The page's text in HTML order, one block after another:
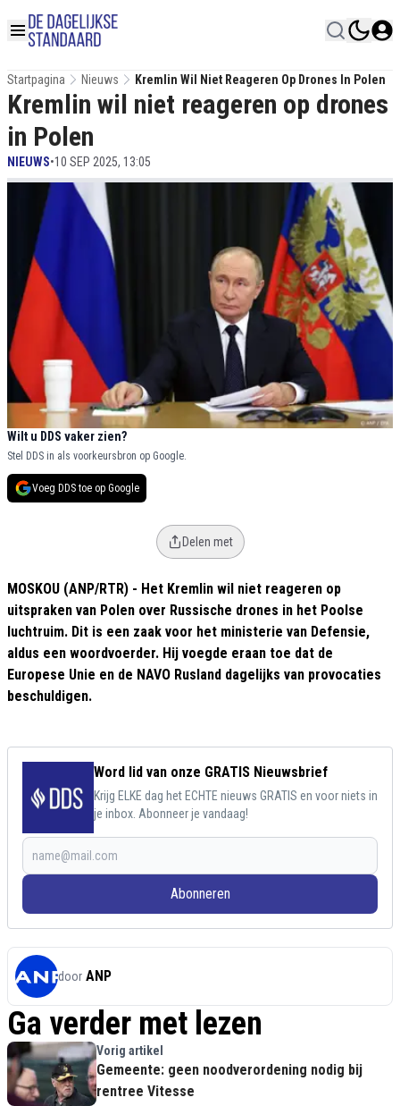
Startpagina Nieuws Kremlin Wil Niet Reageren Op Drones In Polen
Kremlin wil niet reageren op drones
in Polen
NIEUWS•10 SEP 2025, 13:05
Wilt u DDS vaker zien?
Stel DDS in als voorkeursbron op Google.
Voeg DDS toe op Google
Delen met
MOSKOU (ANP/RTR) - Het Kremlin wil niet reageren op
uitspraken van Polen over Russische drones in het Poolse
luchtruim. Dit is een zaak voor het ministerie van Defensie,
aldus een woordvoerder. Hij voegde eraan toe dat de
Europese Unie en de NAVO Rusland dagelijks van provocaties
beschuldigen.
Word lid van onze GRATIS Nieuwsbrief
Krijg ELKE dag het ECHTE nieuws GRATIS en voor niets in
je inbox. Abonneer je vandaag!
Abonneren
door ANP
Ga verder met lezen
Vorig artikel
Gemeente: geen noodverordening nodig bij
rentree Vitesse